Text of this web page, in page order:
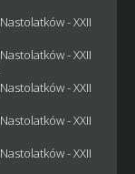
- XXII
- XXII
- XXII
- XXII
- XXII